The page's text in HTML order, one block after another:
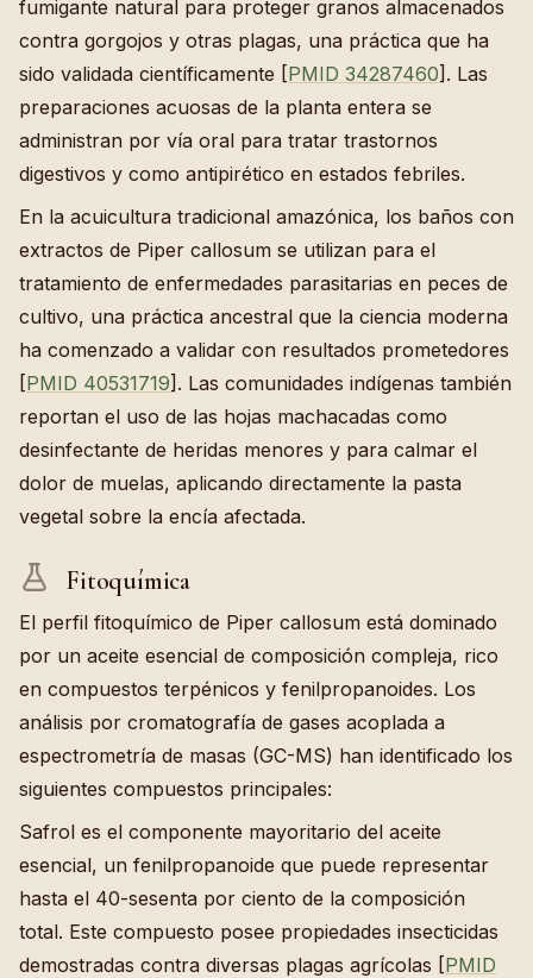
fumigante natural para proteger granos almacenados
contra gorgojos y otras plagas, una práctica que ha
sido validada científicamente [PMID 34287460]. Las
preparaciones acuosas de la planta entera se
administran por vía oral para tratar trastornos
digestivos y como antipirético en estados febriles.
En la acuicultura tradicional amazónica, los baños con
extractos de Piper callosum se utilizan para el
tratamiento de enfermedades parasitarias en peces de
cultivo, una práctica ancestral que la ciencia moderna
ha comenzado a validar con resultados prometedores
[PMID 40531719]. Las comunidades indígenas también
reportan el uso de las hojas machacadas como
desinfectante de heridas menores y para calmar el
dolor de muelas, aplicando directamente la pasta
vegetal sobre la encía afectada.
Fitoquímica
El perfil fitoquímico de Piper callosum está dominado
por un aceite esencial de composición compleja, rico
en compuestos terpénicos y fenilpropanoides. Los
análisis por cromatografía de gases acoplada a
espectrometría de masas (GC-MS) han identificado los
siguientes compuestos principales:
Safrol es el componente mayoritario del aceite
esencial, un fenilpropanoide que puede representar
hasta el 40-sesenta por ciento de la composición
total. Este compuesto posee propiedades insecticidas
demostradas contra diversas plagas agrícolas [PMID